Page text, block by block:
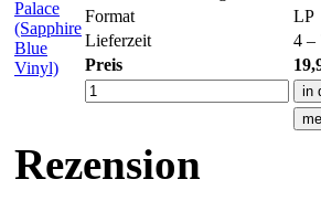
Format
LP
Lieferzeit
4 –
Preis
Rezension